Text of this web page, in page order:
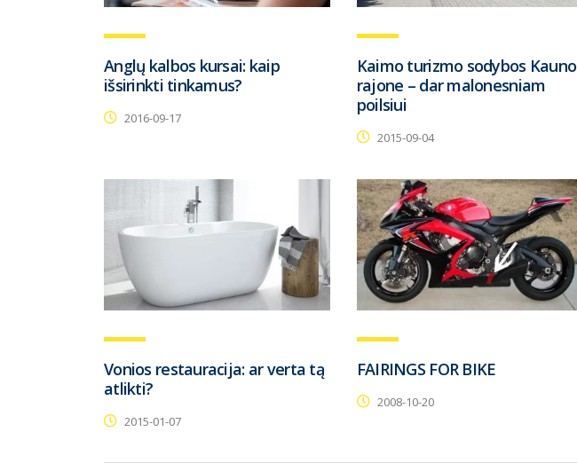
Anglų kalbos kursai: kaip
išsirinkti tinkamus?
2016-09-17
Kaimo turizmo sodybos Kauno
rajone – dar malonesniam
poilsiui
2015-09-04
Vonios restauracija: ar verta tą
atlikti?
2015-01-07
FAIRINGS FOR BIKE
2008-10-20